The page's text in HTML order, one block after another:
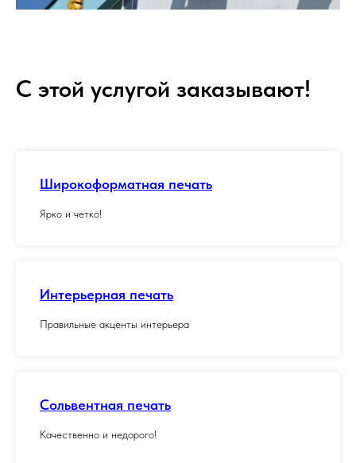
С этой услугой заказывают!
Широкоформатная печать
Ярко и четко!
Интерьерная печать
Правильные акценты интерьера
Сольвентная печать
Качественно и недорого!